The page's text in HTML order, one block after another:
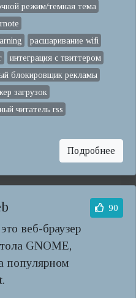
режим/темная тема
расшаривание wifi
интеграция с твиттером
блокировщик рекламы
загрузок
читатель rss
Подробнее
веб-браузер
GNOME,
популярном
90